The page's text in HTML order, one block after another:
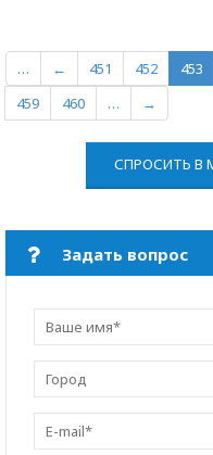
… ← 451 452 453
459
460 … →
СПРОСИТЬ В
Задать вопрос